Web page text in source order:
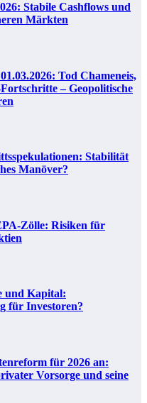
Stabile Cashflows und
Märkten
Tod Chameneis,
– Geopolitische
Stabilität
Manöver?
Zölle: Risiken für
und Kapital:
für Investoren?
für 2026 an:
Vorsorge und seine